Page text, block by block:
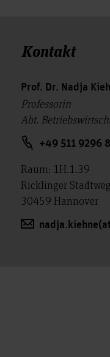
Kontakt
Prof. Dr. Nadja
Professorin
Abt.
+49 511 9296
Raum: 1H.1.39
Ricklinger
30459 Hannover